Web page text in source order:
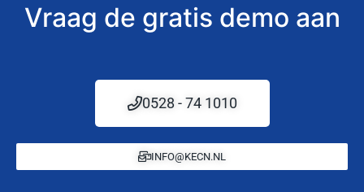
Vraag de gratis demo aan
0528 - 74 1010
INFO@KECN.NL